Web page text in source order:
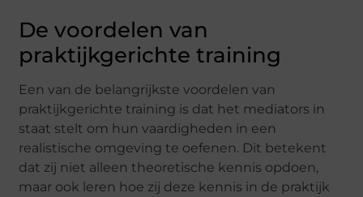
De voordelen van
praktijkgerichte training
Een van de belangrijkste voordelen van
praktijkgerichte training is dat het mediators in
staat stelt om hun vaardigheden in een
realistische omgeving te oefenen. Dit betekent
dat zij niet alleen theoretische kennis opdoen,
maar ook leren hoe zij deze kennis in de praktijk